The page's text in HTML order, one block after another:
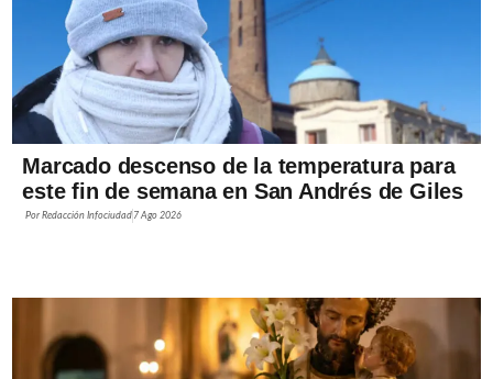
Marcado descenso de la temperatura para
este fin de semana en San Andrés de Giles
PorRedacción Infociudad 7 Ago 2026